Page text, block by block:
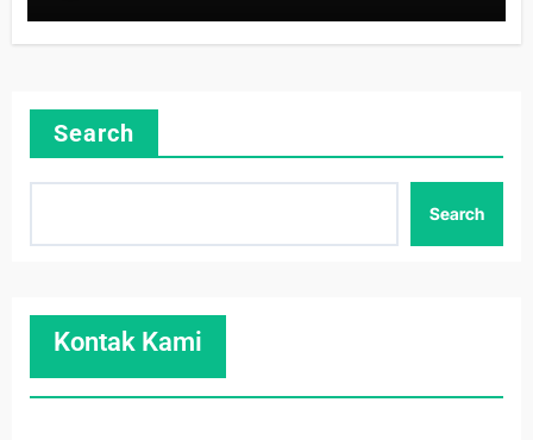
Search
Search
Kontak Kami